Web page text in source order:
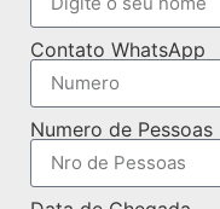
Contato WhatsApp
Numero de Pessoas